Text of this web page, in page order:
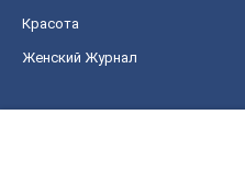
Красота
Женский Журнал